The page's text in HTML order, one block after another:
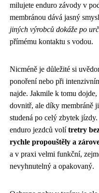
milujete enduro závody v
membránou dává jasný
jiných výrobců dokáže po
přímému kontaktu s vodou.
Nicméně je důležité si
ponoření nebo při
najde. Jakmile k tomu
dovnitř, ale díky membráně
studená po celý zbytek
enduro jezdců volítretry
rychle propouštěly a
a v praxi velmi funkční,
nevyhnutelný a opakovaný.